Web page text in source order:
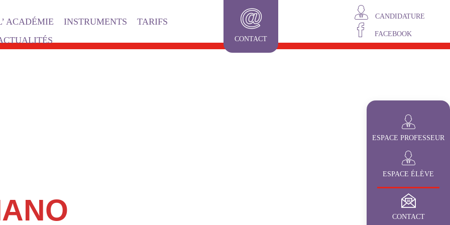
ESPACE PROFESSEUR
ESPACE ÉLÈVE
CONTACT
ACADÉMIE INSTRUMENTS
TARIFS
CONTACT
CANDIDATURE
FACEBOOK